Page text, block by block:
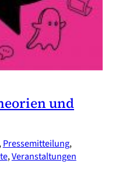
und
Pressemitteilung,
, Veranstaltungen